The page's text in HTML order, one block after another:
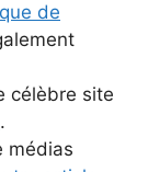
de
célèbre site
.
médias